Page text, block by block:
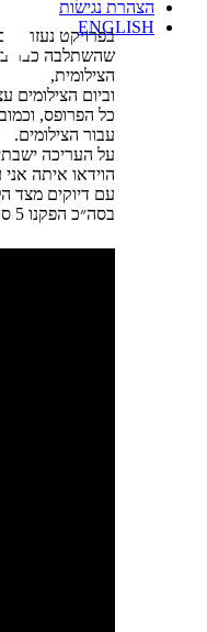
הצהרת נגישות
ENGLISHבפרויקט נעזרתי
שהשתלבה כבר
הצילומית,
וביום הצילומים
כל הפרופס,
עבור הצילומים.
על העריכה
הוידאו איתה
עם דיוקים מצד
בסה״כ הפקנו